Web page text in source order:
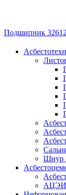
Подшипник
Шнур